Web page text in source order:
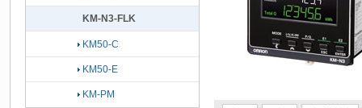
KM-N3-FLK
KM50-C
KM50-E
KM-PM